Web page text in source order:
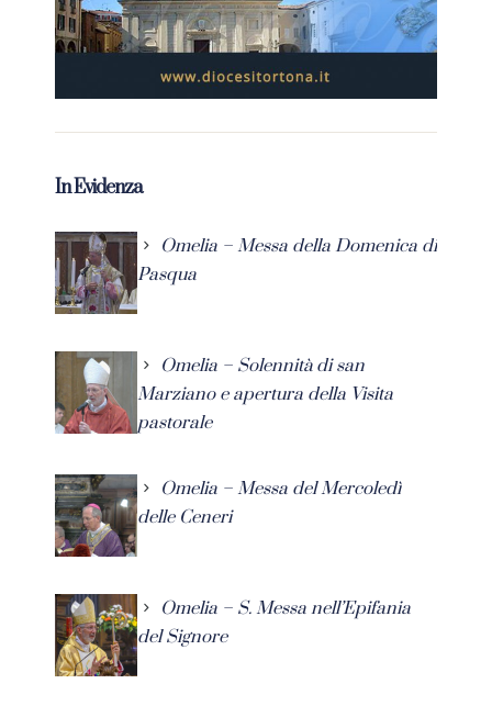
In Evidenza
Omelia – Messa della Domenica di
Pasqua
Omelia – Solennità di san
Marziano e apertura della Visita
pastorale
Omelia – Messa del Mercoledì
delle Ceneri
Omelia – S. Messa nell’Epifania
del Signore